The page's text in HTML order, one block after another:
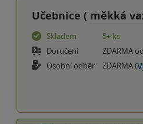
Učebnice ( měkká
Skladem
5+ ks
Doručení
ZDARMA
Osobní odběr
ZDARMA (